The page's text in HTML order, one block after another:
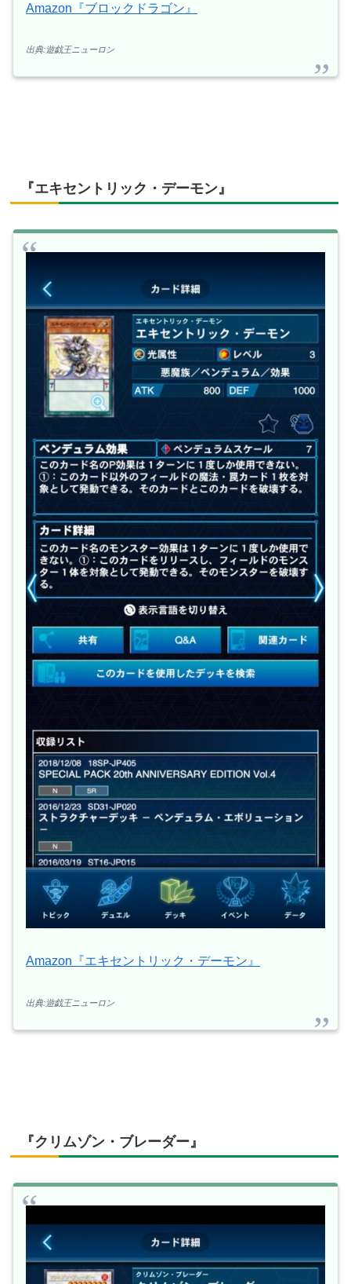
Amazon『ブロックドラゴン』
出典:遊戯王ニューロン
『エキセントリック・デーモン』
Amazon『エキセントリック・デーモン』
出典:遊戯王ニューロン
『クリムゾン・ブレーダー』